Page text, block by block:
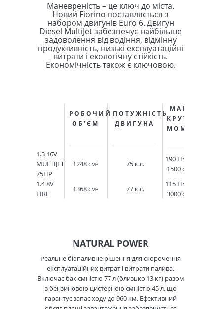
Маневреність – це ключ до міста.
Новий Fiorino поставляється з
набором двигунів Euro 6. Двигун
Diesel MultiJet забезпечує найбільше
задоволення від водіння, відмінну
продуктивність, низькі експлуатаційні
витрати і екологічну стійкість.
Економічність також є ключовою.
РОБОЧИЙ
ОБ’ЄМ
ПОТУЖНІСТЬ
ДВИГУНА
МАКС.
КРУТНИЙ
МОМЕНТ
1.3 16V
MULTIJET
75HP
1248 см³ 75 к.с.
190 Нм при
1500 об/хв
1.4 8V
FIRE
1368 см³ 77 к.с.
115 Нм при
3000 об/хв
NATURAL POWER
Реальне біопаливне рішення для скорочення
експлуатаційних витрат і витрати палива.
Включає бак ємністю 77 л (близько 13 кг) разом
з бензиновою цистерною ємністю 45 л, що
гарантує запас ходу до 960 км. Ефективний